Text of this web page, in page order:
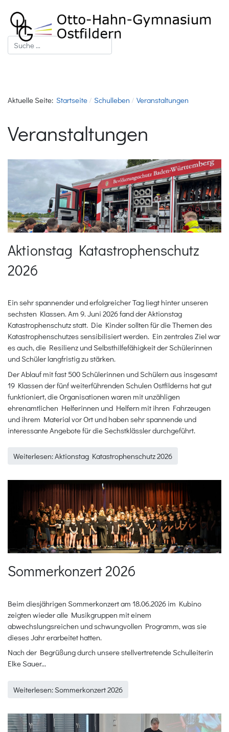
Suchen
Aktuelle Seite: Startseite Schulleben Veranstaltungen
Veranstaltungen
Aktionstag Katastrophenschutz
2026
Ein sehr spannender und erfolgreicher Tag liegt hinter unseren
sechsten Klassen. Am 9. Juni 2026 fand der Aktionstag
Katastrophenschutz statt. Die Kinder sollten für die Themen des
Katastrophenschutzes sensibilisiert werden. Ein zentrales Ziel war
es auch, die Resilienz und Selbsthilfefähigkeit der Schülerinnen
und Schüler langfristig zu stärken.
Der Ablauf mit fast 500 Schülerinnen und Schülern aus insgesamt
19 Klassen der fünf weiterführenden Schulen Ostfilderns hat gut
funktioniert, die Organisationen waren mit unzähligen
ehrenamtlichen Helferinnen und Helfern mit ihren Fahrzeugen
und ihrem Material vor Ort und haben sehr spannende und
interessante Angebote für die Sechstklässler durchgeführt.
Weiterlesen: Aktionstag Katastrophenschutz 2026
Sommerkonzert 2026
Beim diesjährigen Sommerkonzert am 18.06.2026 im Kubino
zeigten wieder alle Musikgruppen mit einem
abwechslungsreichen und schwungvollen Programm, was sie
dieses Jahr erarbeitet hatten.
Nach der Begrüßung durch unsere stellvertretende Schulleiterin
Elke Sauer...
Weiterlesen: Sommerkonzert 2026